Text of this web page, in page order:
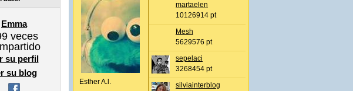
Emma
veces
su perfil
su blog
Esther A.l.
martaelen
10126914 pt
Mesh
5629576 pt
sepelaci
3268454 pt
silviainterblog